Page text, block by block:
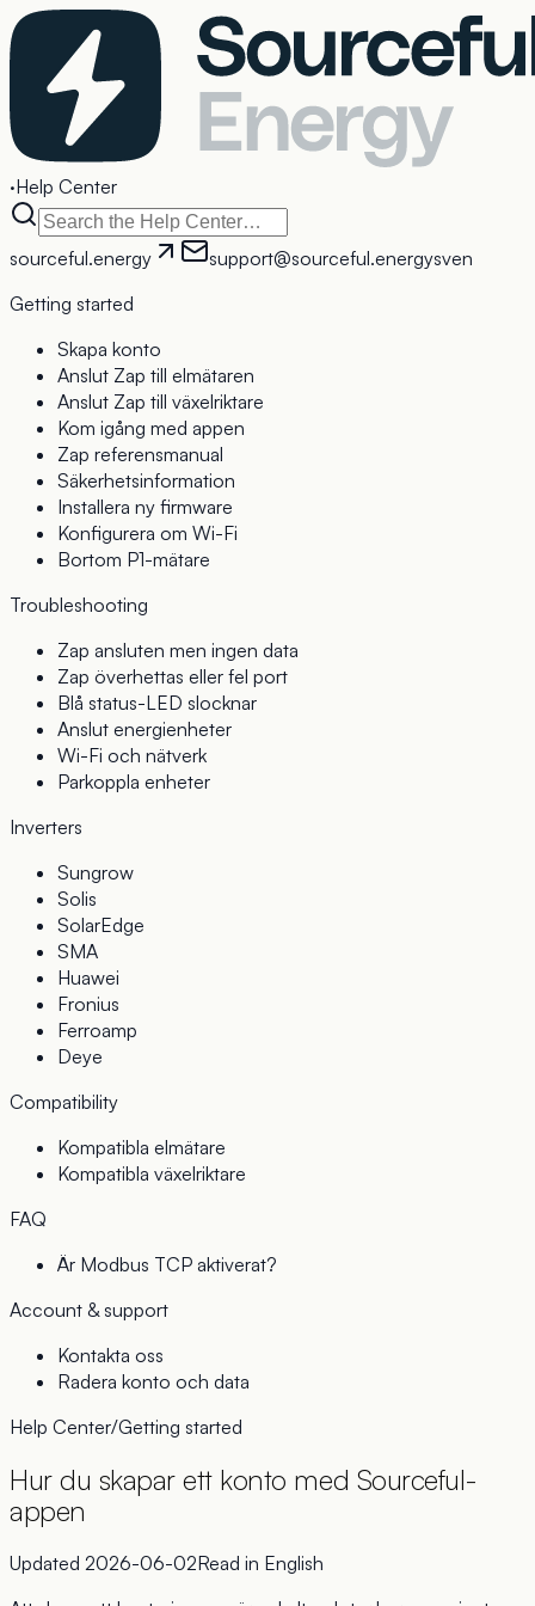
·Help Center
sourceful.energy support@sourceful.energysven
Getting started
Skapa konto
Anslut Zap till elmätaren
Anslut Zap till växelriktare
Kom igång med appen
Zap referensmanual
Säkerhetsinformation
Installera ny firmware
Konfigurera om Wi-Fi
Bortom P1-mätare
Troubleshooting
Zap ansluten men ingen data
Zap överhettas eller fel port
Blå status-LED slocknar
Anslut energienheter
Wi-Fi och nätverk
Parkoppla enheter
Inverters
Sungrow
Solis
SolarEdge
SMA
Huawei
Fronius
Ferroamp
Deye
Compatibility
Kompatibla elmätare
Kompatibla växelriktare
FAQ
Är Modbus TCP aktiverat?
Account & support
Kontakta oss
Radera konto och data
Help Center/Getting started
Hur du skapar ett konto med Sourceful-
appen
Updated 2026-06-02Read in English